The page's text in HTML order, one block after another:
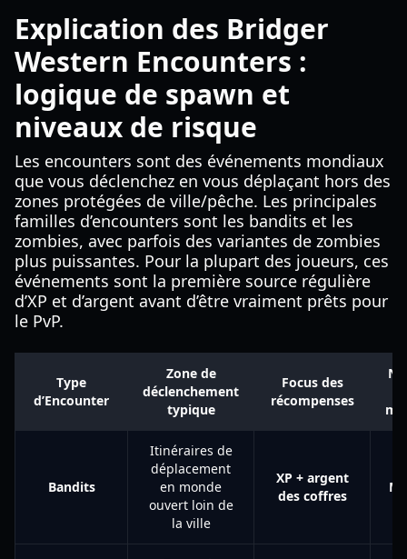
Explication des Bridger
Western Encounters :
logique de spawn et
niveaux de risque
Les encounters sont des événements mondiaux
que vous déclenchez en vous déplaçant hors des
zones protégées de ville/pêche. Les principales
familles d’encounters sont les bandits et les
zombies, avec parfois des variantes de zombies
plus puissantes. Pour la plupart des joueurs, ces
événements sont la première source régulière
d’XP et d’argent avant d’être vraiment prêts pour
le PvP.
Type
d’Encounter
Zone de
déclenchement
typique
Focus des
récompenses
Bandits
Itinéraires de
déplacement
en monde
ouvert loin de
la ville
XP + argent
des coffres